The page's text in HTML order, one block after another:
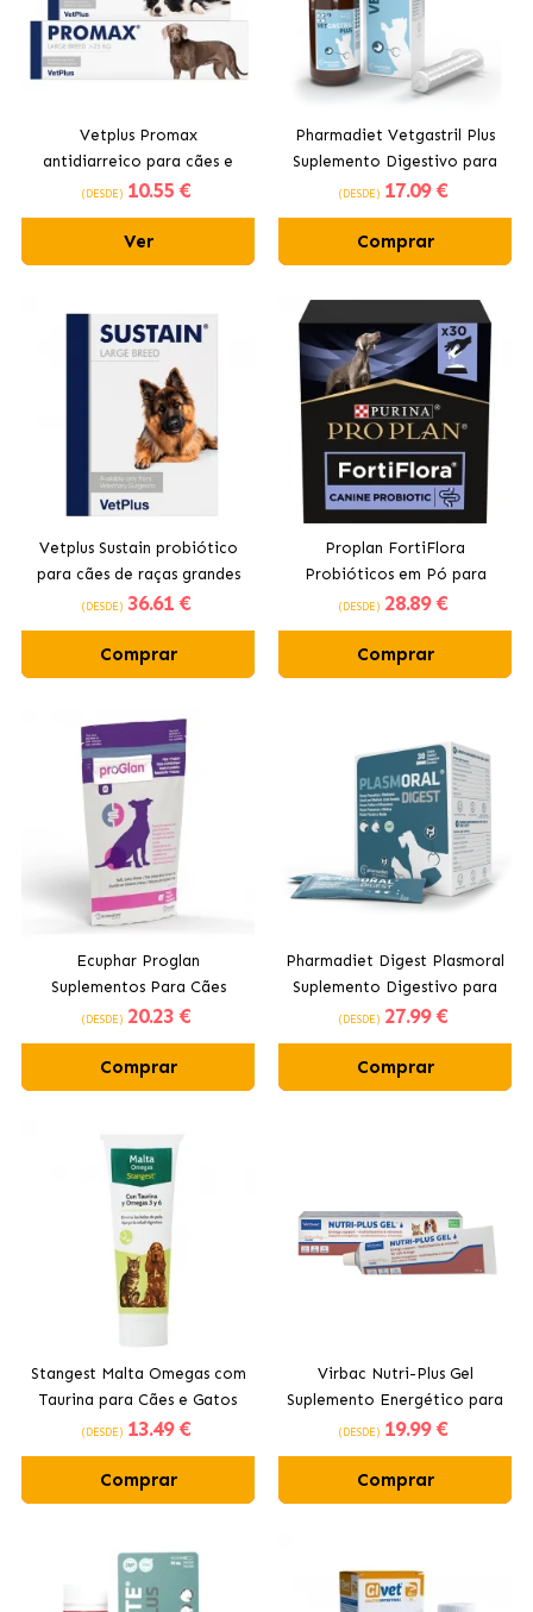
Vetplus Promax
antidiarreico para cães e
gatos
(DESDE) 10.55 €
Ver
Pharmadiet Vetgastril Plus
Suplemento Digestivo para
Cães e Gatos
(DESDE) 17.09 €
Comprar
Vetplus Sustain probiótico
para cães de raças grandes
(DESDE) 36.61 €
Comprar
Proplan FortiFlora
Probióticos em Pó para
Cães
(DESDE) 28.89 €
Comprar
Ecuphar Proglan
Suplementos Para Cães
Glândulas Anais
(DESDE) 20.23 €
Comprar
Pharmadiet Digest Plasmoral
Suplemento Digestivo para
Cães e Gatos
(DESDE) 27.99 €
Comprar
Stangest Malta Omegas com
Taurina para Cães e Gatos
(DESDE) 13.49 €
Comprar
Virbac Nutri-Plus Gel
Suplemento Energético para
Cães e Gatos
(DESDE) 19.99 €
Comprar